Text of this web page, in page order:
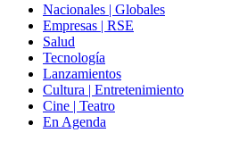
Nacionales | Globales
Empresas | RSE
Salud
Tecnología
Lanzamientos
Cultura | Entretenimiento
Cine | Teatro
En Agenda